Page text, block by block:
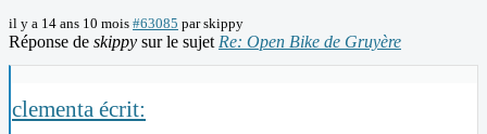
il y a 14 ans 10 mois #63085 parskippy
Réponse de skippy sur le sujet Re: Open Bike de Gruyère
clementa écrit: